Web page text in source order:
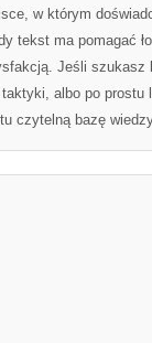
w którym
tekst ma pomagać
Jeśli szukasz
albo po
czytelną bazę